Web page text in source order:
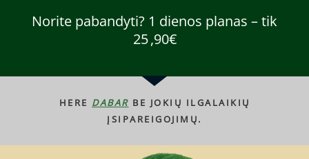
Norite pabandyti? 1 dienos planas – tik
25 ,90€
HERE DABAR BE JOKIŲ ILGALAIKIŲ
ĮSIPAREIGOJIMŲ.